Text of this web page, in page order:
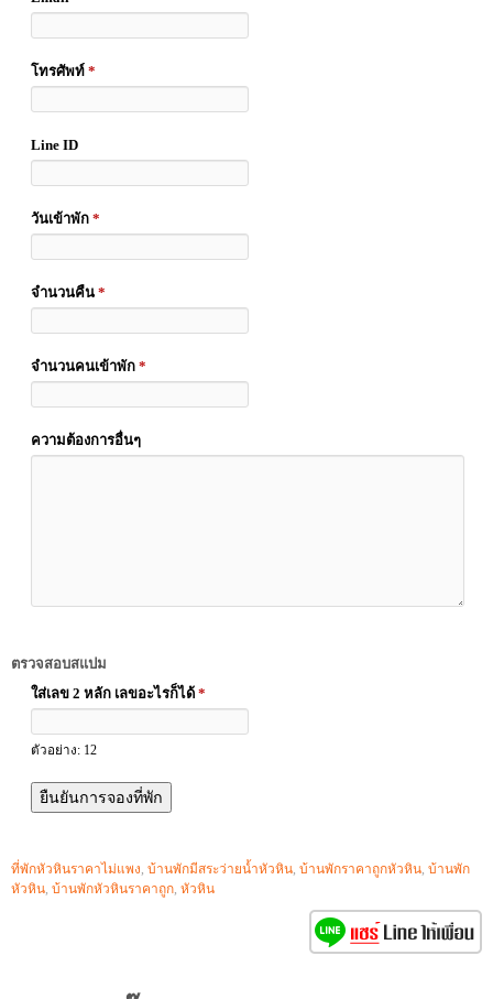
โทรศัพท์ *
Line ID
วันเข้าพัก *
จำนวนคืน *
จำนวนคนเข้าพัก *
ความต้องการอื่นๆ
ตรวจสอบสแปม
ใส่เลข 2 หลัก เลขอะไรก็ได้ *
ตัวอย่าง: 12
ที่พักหัวหินราคาไม่แพง, บ้านพักมีสระว่ายน้ำหัวหิน, บ้านพักราคาถูกหัวหิน, บ้านพัก
หัวหิน, บ้านพักหัวหินราคาถูก, หัวหิน